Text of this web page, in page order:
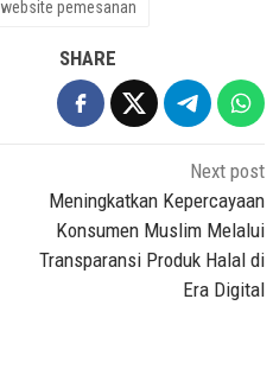
website pemesanan
SHARE
Next post
Meningkatkan Kepercayaan
Konsumen Muslim Melalui
Transparansi Produk Halal di
Era Digital